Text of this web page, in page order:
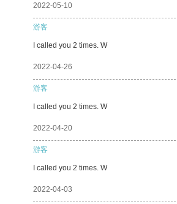
2022-05-10
游客
I called you 2 times. W
2022-04-26
游客
I called you 2 times. W
2022-04-20
游客
I called you 2 times. W
2022-04-03